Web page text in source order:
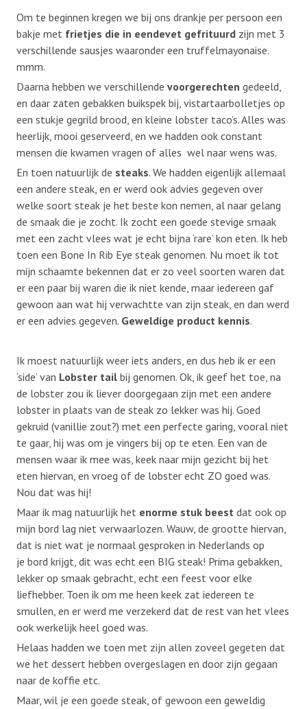
Om te beginnen kregen we bij ons drankje per persoon een
bakje met frietjes die in eendevet gefrituurd zijn met 3
verschillende sausjes waaronder een truffelmayonaise.
mmm.
Daarna hebben we verschillende voorgerechten gedeeld,
en daar zaten gebakken buikspek bij, vistartaarbolletjes op
een stukje gegrild brood, en kleine lobster taco’s. Alles was
heerlijk, mooi geserveerd, en we hadden ook constant
mensen die kwamen vragen of alles wel naar wens was.
En toen natuurlijk de steaks. We hadden eigenlijk allemaal
een andere steak, en er werd ook advies gegeven over
welke soort steak je het beste kon nemen, al naar gelang
de smaak die je zocht. Ik zocht een goede stevige smaak
met een zacht vlees wat je echt bijna ‘rare’ kon eten. Ik heb
toen een Bone In Rib Eye steak genomen. Nu moet ik tot
mijn schaamte bekennen dat er zo veel soorten waren dat
er een paar bij waren die ik niet kende, maar iedereen gaf
gewoon aan wat hij verwachtte van zijn steak, en dan werd
er een advies gegeven. Geweldige product kennis.
Ik moest natuurlijk weer iets anders, en dus heb ik er een
‘side’ van Lobster tail bij genomen. Ok, ik geef het toe, na
de lobster zou ik liever doorgegaan zijn met een andere
lobster in plaats van de steak zo lekker was hij. Goed
gekruid (vanillie zout?) met een perfecte garing, vooral niet
te gaar, hij was om je vingers bij op te eten. Een van de
mensen waar ik mee was, keek naar mijn gezicht bij het
eten hiervan, en vroeg of de lobster echt ZO goed was.
Nou dat was hij!
Maar ik mag natuurlijk het enorme stuk beest dat ook op
mijn bord lag niet verwaarlozen. Wauw, de grootte hiervan,
dat is niet wat je normaal gesproken in Nederlands op
je bord krijgt, dit was echt een BIG steak! Prima gebakken,
lekker op smaak gebracht, echt een feest voor elke
liefhebber. Toen ik om me heen keek zat iedereen te
smullen, en er werd me verzekerd dat de rest van het vlees
ook werkelijk heel goed was.
Helaas hadden we toen met zijn allen zoveel gegeten dat
we het dessert hebben overgeslagen en door zijn gegaan
naar de koffie etc.
Maar, wil je een goede steak, of gewoon een geweldig